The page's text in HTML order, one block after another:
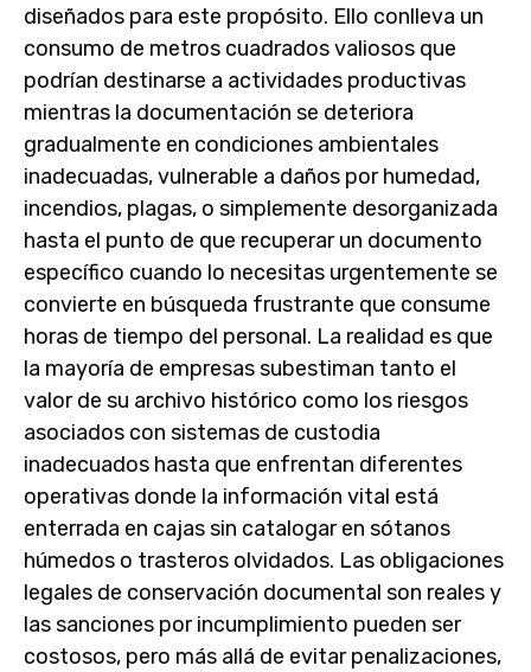
diseñados para este propósito. Ello conlleva un
consumo de metros cuadrados valiosos que
podrían destinarse a actividades productivas
mientras la documentación se deteriora
gradualmente en condiciones ambientales
inadecuadas, vulnerable a daños por humedad,
incendios, plagas, o simplemente desorganizada
hasta el punto de que recuperar un documento
específico cuando lo necesitas urgentemente se
convierte en búsqueda frustrante que consume
horas de tiempo del personal. La realidad es que
la mayoría de empresas subestiman tanto el
valor de su archivo histórico como los riesgos
asociados con sistemas de custodia
inadecuados hasta que enfrentan diferentes
operativas donde la información vital está
enterrada en cajas sin catalogar en sótanos
húmedos o trasteros olvidados. Las obligaciones
legales de conservación documental son reales y
las sanciones por incumplimiento pueden ser
costosos, pero más allá de evitar penalizaciones,